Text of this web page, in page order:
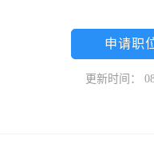
申请职
更新时间：